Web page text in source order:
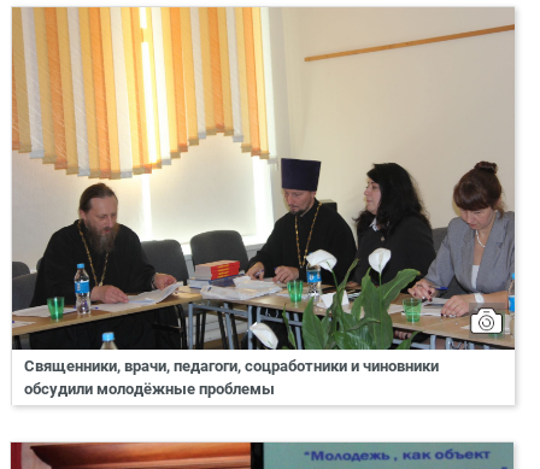
Священники, врачи, педагоги, соцработники и чиновники
обсудили молодёжные проблемы